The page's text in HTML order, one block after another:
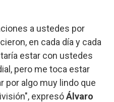
a ustedes por
en cada día y cada
estar con ustedes
pero me toca estar
por algo muy lindo que
expresóÁlvaro